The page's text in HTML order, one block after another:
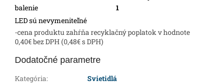
balenie
1
LED sú nevymeniteľné
-cena produktu zahŕňa recyklačný poplatok v hodnote
0,40€ bez DPH (0,48€ s DPH)
Dodatočné parametre
Kategória:
Svietidlá